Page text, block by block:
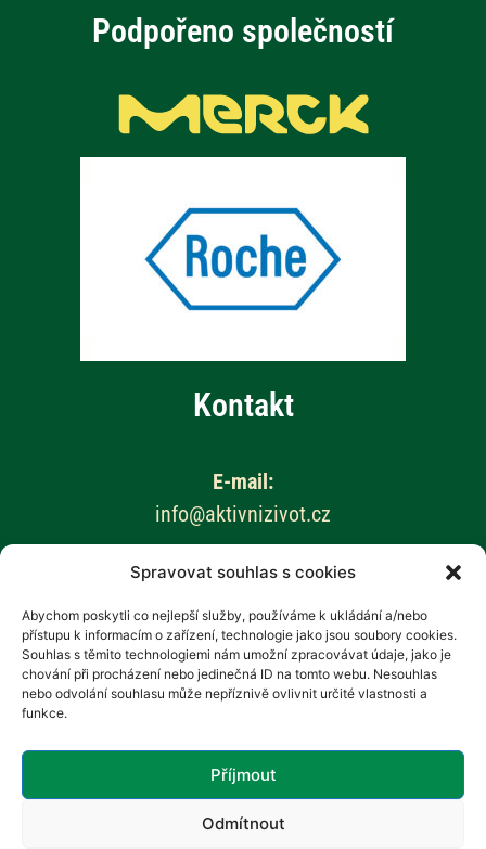
Spravovat souhlas s cookies
Abychom poskytli co nejlepší služby, používáme k ukládání a/nebo
přístupu k informacím o zařízení, technologie jako jsou soubory cookies.
Souhlas s těmito technologiemi nám umožní zpracovávat údaje, jako je
chování při procházení nebo jedinečná ID na tomto webu. Nesouhlas
nebo odvolání souhlasu může nepříznivě ovlivnit určité vlastnosti a
funkce.
Příjmout
Odmítnout
Podpořeno společností
Kontakt
E-mail:
info@aktivnizivot.cz
Odborní garanti:
Prof. MUDr. Eva Kubala Havrdová, CSc.
Prim. MUDr. Marta Vachová
Web provozuje: